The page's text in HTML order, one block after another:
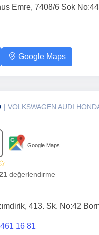
Emre, 7408/6 Sok
Google Maps
| VOLKSWAGEN AUDI
Google Maps
değerlendirme
413. Sk. No:42
16 81